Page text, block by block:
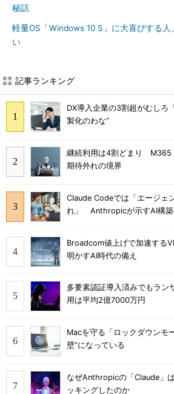
秘話
軽量OS「Windows 10 S」に大喜びする
い
記事ランキング
DX導入企業の3割超がむし
製化のわな”
継続利用は4割どまり M365
期待外れの境界
Claude Codeでは「エージェ
れ」 Anthropicが示すAI構
Broadcom値上げで加速する
明かすAI時代の備え
多要素認証導入済みでもラ
用は平均2億7000万円
Macを守る「ロックダウンモ
壁”になっている
なぜAnthropicの「Claude」
ッキングしたのか